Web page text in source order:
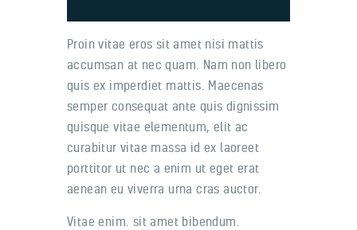
Proin vitae eros sit amet nisi mattis
accumsan at nec quam. Nam non libero
quis ex imperdiet mattis. Maecenas
semper consequat ante quis dignissim
quisque vitae elementum, elit ac
curabitur vitae massa id ex laoreet
porttitor ut nec a enim ut eget erat
aenean eu viverra urna cras auctor.
Vitae enim. sit amet bibendum.